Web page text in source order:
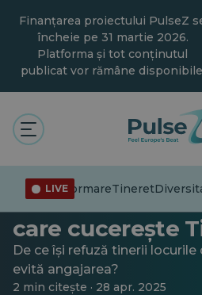
conținutul
principal
Finanțarea proiectului PulseZ
încheie pe 31 martie 2026.
Platforma și tot conținutul
publicat vor rămâne
LIVE
DezinformareTineret
Generația Z și
muncii flexibile:
care cucerește
De ce își refuză tinerii
evită angajarea?
2 min citește · 28 apr. 2025